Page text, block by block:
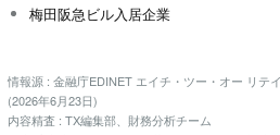
梅田阪急ビル入居企業
情報源 : 金融庁EDINET エイチ・ツー・オー リテ
(2026年6月23日)
内容精査 : TX編集部、財務分析チーム